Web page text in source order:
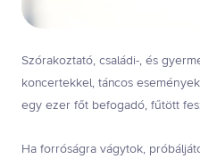
Szórakoztató, családi-, és
koncertekkel, táncos
egy ezer főt befogadó, fűtött
Ha forróságra vágytok,